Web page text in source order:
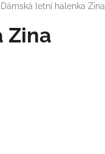
Dámská letní halenka Zina
Zina